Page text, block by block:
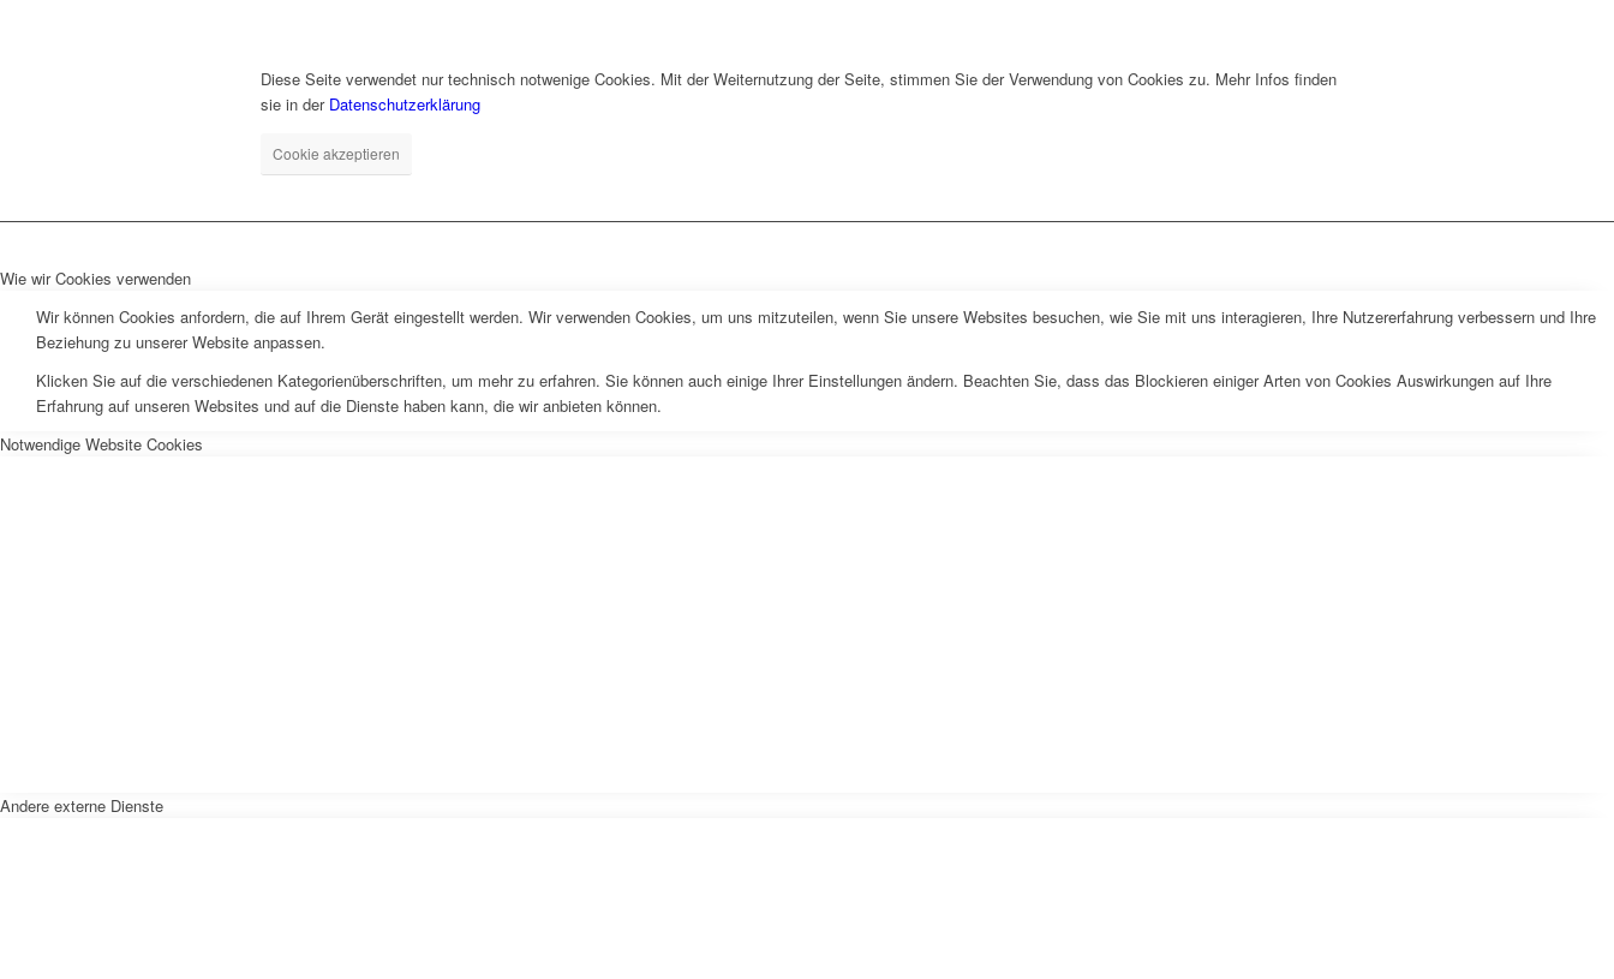
Diese Seite verwendet nur technisch notwenige Cookies. Mit der Weiternutzung der Seite, stimmen Sie der Verwendung von Cookies zu. Mehr Infos finden
sie in der Datenschutzerklärung
Cookie akzeptieren
Wie wir Cookies verwenden
Wir können Cookies anfordern, die auf Ihrem Gerät eingestellt werden. Wir verwenden Cookies, um uns mitzuteilen, wenn Sie unsere Websites besuchen, wie Sie mit uns interagieren, Ihre Nutzererfahrung verbessern und Ihre
Beziehung zu unserer Website anpassen.
Klicken Sie auf die verschiedenen Kategorienüberschriften, um mehr zu erfahren. Sie können auch einige Ihrer Einstellungen ändern. Beachten Sie, dass das Blockieren einiger Arten von Cookies Auswirkungen auf Ihre
Erfahrung auf unseren Websites und auf die Dienste haben kann, die wir anbieten können.
Notwendige Website Cookies
Andere externe Dienste